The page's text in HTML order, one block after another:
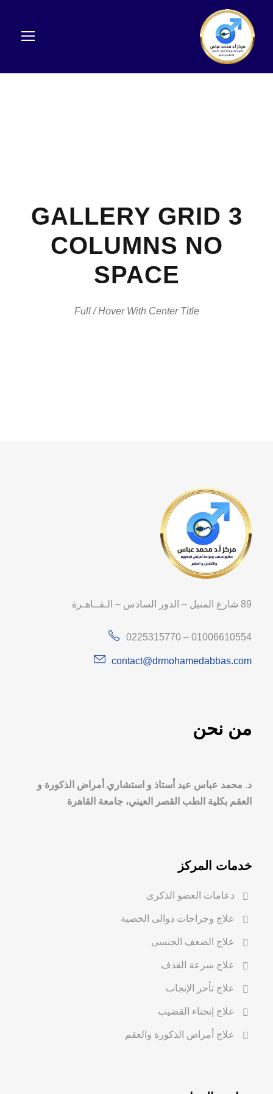
GALLERY GRID 3
COLUMNS NO
SPACE
Full / Hover With Center Title
89 شارع المنيل – الدور السادس – الـقــاهـرة
0225315770 – 01006610554
contact@drmohamedabbas.com
من نحن
د. محمد عباس عيد أستاذ و استشاري أمراض الذكورة و
العقم بكلية الطب القصر العيني، جامعة القاهرة
خدمات المركز
دعامات العضو الذكرى
علاج وجراحات دوالى الخصية
علاج الضعف الجنسى
علاج سرعة القذف
علاج تأخر الإنجاب
علاج إنحناء القضيب
علاج أمراض الذكورة والعقم